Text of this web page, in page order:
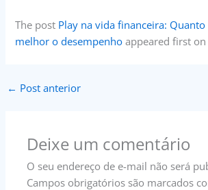
The post Play na vida financeira: Quanto
melhor o desempenho appeared first on
← Post anterior
Deixe um comentário
O seu endereço de e-mail não será
Campos obrigatórios são marcados